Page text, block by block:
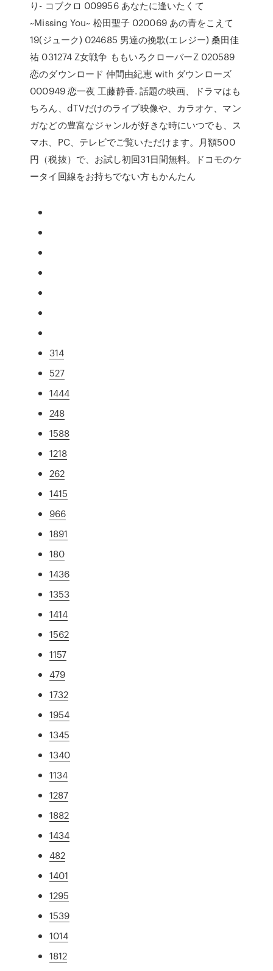
り- コブクロ 009956 あなたに逢いたくて
~Missing You~ 松田聖子 020069 あの青をこえて
19(ジューク) 024685 男達の挽歌(エレジー) 桑田佳
祐 031274 Z女戦争 ももいろクローバーZ 020589
恋のダウンロード 仲間由紀恵 with ダウンローズ
000949 恋一夜 工藤静香. 話題の映画、ドラマはも
ちろん、dTVだけのライブ映像や、カラオケ、マン
ガなどの豊富なジャンルが好きな時にいつでも、ス
マホ、PC、テレビでご覧いただけます。月額500
円（税抜）で、お試し初回31日間無料。ドコモのケ
ータイ回線をお持ちでない方もかんたん
314
527
1444
248
1588
1218
262
1415
966
1891
180
1436
1353
1414
1562
1157
479
1732
1954
1345
1340
1134
1287
1882
1434
482
1401
1295
1539
1014
1812